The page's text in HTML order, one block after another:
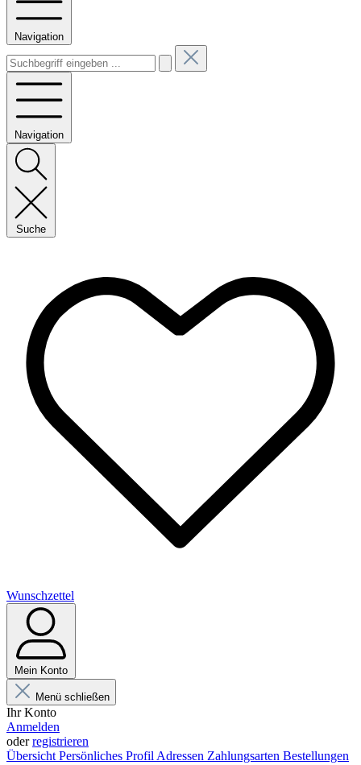
Navigation
Navigation
Suche
Wunschzettel
Mein Konto
Menü schließen
Ihr Konto
Anmelden
oderregistrieren
Übersicht Persönliches Profil Adressen Zahlungsarten Bestellungen